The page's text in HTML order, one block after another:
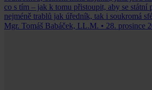
co s tím – jak k tomu přistoupit, aby se státní
nejméně trablů jak úředník, tak i soukromá
Mgr. Tomáš Babáček, LL.M. • 28. prosince